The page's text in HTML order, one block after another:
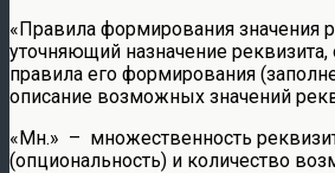
«Правила формирования значения
уточняющий назначение
правила его формирования
описание возможных значений
«Мн.» – множественность
(опциональность) и количество